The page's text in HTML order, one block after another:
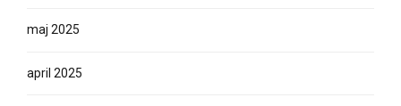
maj 2025
april 2025